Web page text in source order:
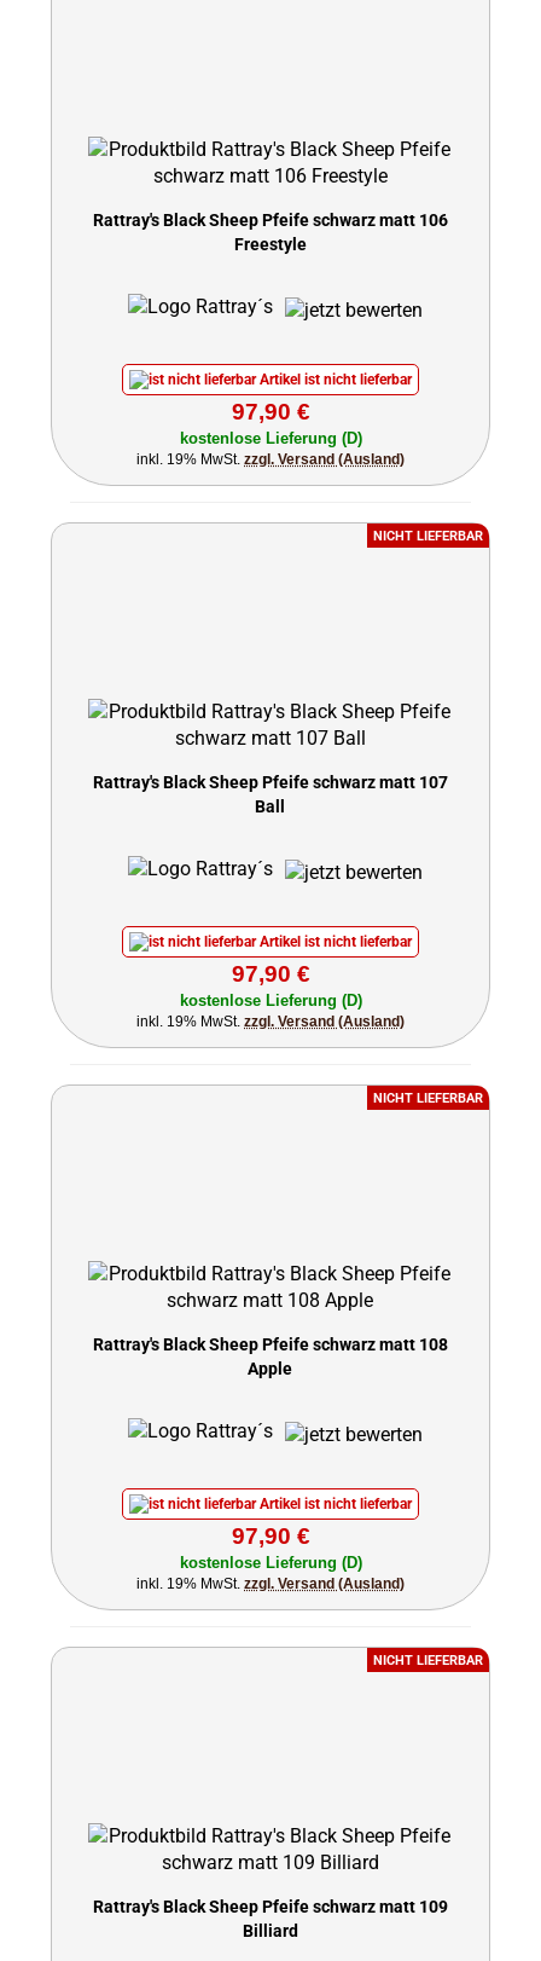
Rattray's Black Sheep Pfeife schwarz matt 106
Freestyle
Artikel ist nicht lieferbar
97,90 €
kostenlose Lieferung (D)
inkl. 19% MwSt. zzgl. Versand (Ausland)
NICHT LIEFERBAR
Rattray's Black Sheep Pfeife schwarz matt 107
Ball
Artikel ist nicht lieferbar
97,90 €
kostenlose Lieferung (D)
inkl. 19% MwSt. zzgl. Versand (Ausland)
NICHT LIEFERBAR
Rattray's Black Sheep Pfeife schwarz matt 108
Apple
Artikel ist nicht lieferbar
97,90 €
kostenlose Lieferung (D)
inkl. 19% MwSt. zzgl. Versand (Ausland)
NICHT LIEFERBAR
Rattray's Black Sheep Pfeife schwarz matt 109
Billiard